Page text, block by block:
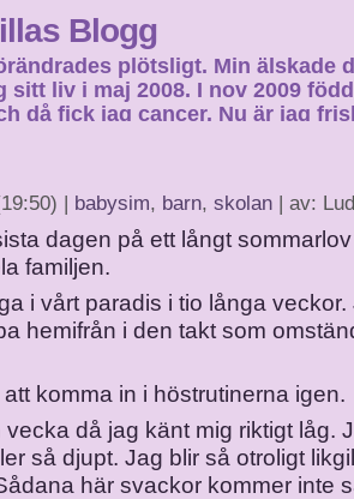
Blogg
plötsligt. Min älskade
sitt liv i maj 2008. I nov 2009
då fick jag cancer. Nu är jag
| babysim, barn, skolan | av:
dagen på ett långt
familjen.
i vårt paradis i tio långa
hemifrån i den takt som
komma in i höstrutinerna igen.
då jag känt mig riktigt låg.
så djupt. Jag blir så otroligt
här svackor kommer inte